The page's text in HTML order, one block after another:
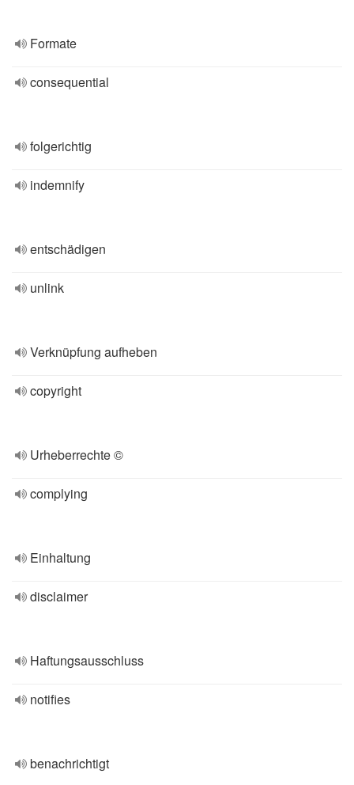
Formate
consequential
folgerichtig
indemnify
entschädigen
unlink
Verknüpfung aufheben
copyright
Urheberrechte ©
complying
Einhaltung
disclaimer
Haftungsausschluss
notifies
benachrichtigt